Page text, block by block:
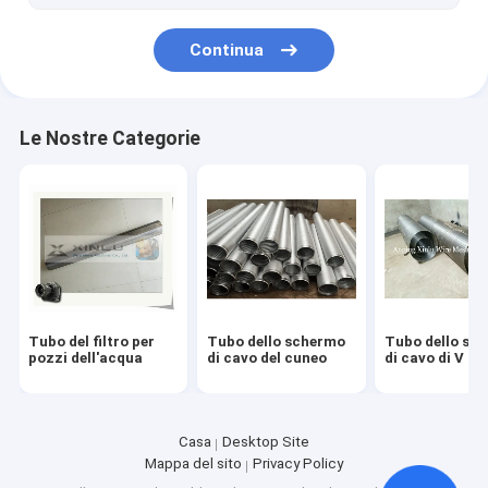
Continua
Le Nostre Categorie
Tubo del filtro per
pozzi dell'acqua
Tubo dello schermo
di cavo del cuneo
Tubo dello
di cavo di V
Casa
Desktop Site
Mappa del sito
Privacy Policy